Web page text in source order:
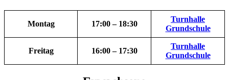
Montag 17:00 – 18:30
Turnhalle
Grundschule
Freitag 16:00 – 17:30
Turnhalle
Grundschule